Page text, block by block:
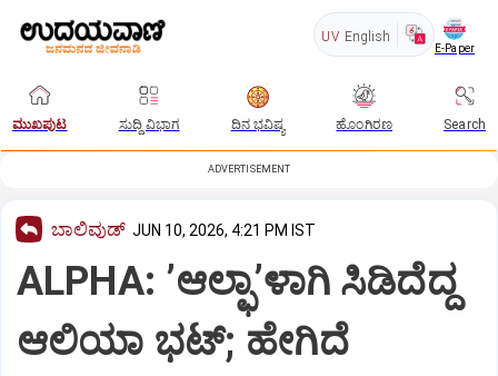
UV English
E-Paper
ಮುಖಪುಟ ಸುದ್ದಿ ವಿಭಾಗ ದಿನ ಭವಿಷ್ಯ ಹೊಂಗಿರಣ Search
ADVERTISEMENT
ಬಾಲಿವುಡ್‌ JUN 10, 2026, 4:21 PM IST
ALPHA: ʼಆಲ್ಫಾʼಳಾಗಿ ಸಿಡಿದೆದ್ದ
ಆಲಿಯಾ ಭಟ್;‌ ಹೇಗಿದೆ